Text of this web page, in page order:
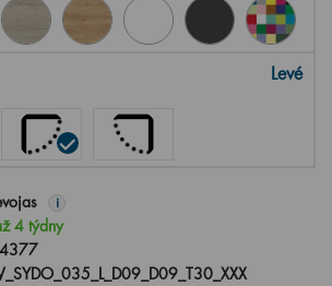
Levé
i
4 týdny